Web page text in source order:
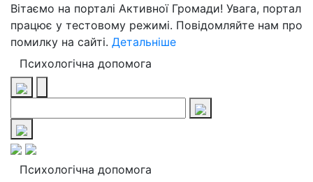
Вітаємо на порталі Активної Громади! Увага, портал
працює у тестовому режимі. Повідомляйте нам про
помилку на сайті. Детальніше
Психологічна допомога
Психологічна допомога